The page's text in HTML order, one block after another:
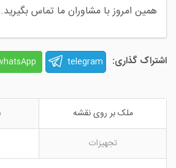
همین امروز با مشاوران ما تماس بگیرید.
اشتراک گذاری: telegram
ملک بر روی نقشه
تجهیزات